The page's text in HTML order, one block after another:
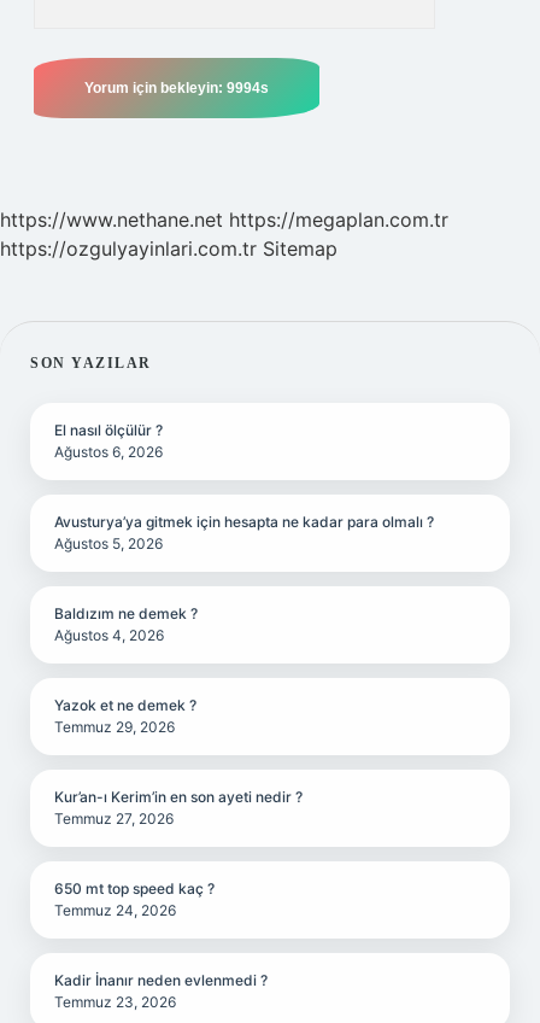
https://www.nethane.net https://megaplan.com.tr
https://ozgulyayinlari.com.tr Sitemap
SIDEBAR
SON YAZILAR
El nasıl ölçülür ?
Ağustos 6, 2026
Avusturya’ya gitmek için hesapta ne kadar para olmalı ?
Ağustos 5, 2026
Baldızım ne demek ?
Ağustos 4, 2026
Yazok et ne demek ?
Temmuz 29, 2026
Kur’an-ı Kerim’in en son ayeti nedir ?
Temmuz 27, 2026
650 mt top speed kaç ?
Temmuz 24, 2026
Kadir İnanır neden evlenmedi ?
Temmuz 23, 2026